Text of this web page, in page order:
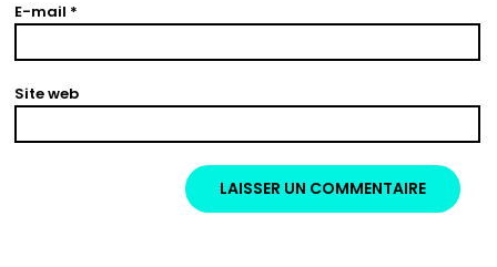
E-mail *
Site web